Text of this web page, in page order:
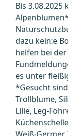
Bis
dazu kein:e
helfen bei
es unter
*Gesucht
Trollblume,
Lilie, Leg-